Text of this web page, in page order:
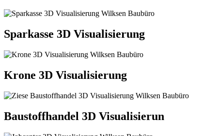
Sparkasse 3D Visualisierung
Krone 3D Visualisierung
Baustoffhandel 3D Visualisierun